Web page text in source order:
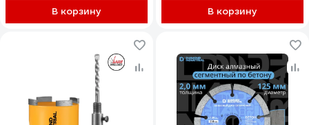
В корзину В корзину